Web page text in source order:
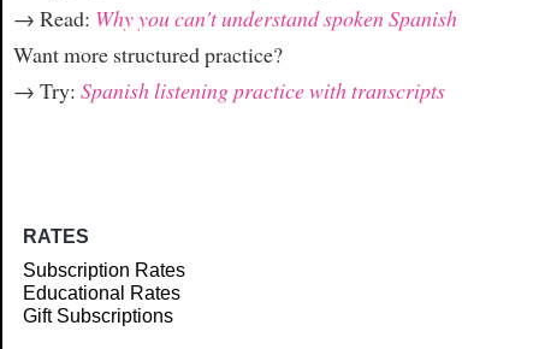
→ Read: Why you can't understand spoken Spanish
Want more structured practice?
→ Try: Spanish listening practice with transcripts
RATES
Subscription Rates
Educational Rates
Gift Subscriptions